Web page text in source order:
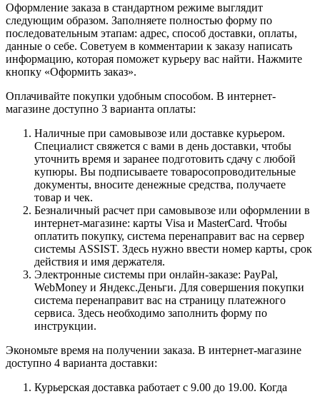
Оформление заказа в стандартном режиме выглядит
следующим образом. Заполняете полностью форму по
последовательным этапам: адрес, способ доставки, оплаты,
данные о себе. Советуем в комментарии к заказу написать
информацию, которая поможет курьеру вас найти. Нажмите
кнопку «Оформить заказ».
Оплачивайте покупки удобным способом. В интернет-
магазине доступно 3 варианта оплаты:
Наличные при самовывозе или доставке курьером.
Специалист свяжется с вами в день доставки, чтобы
уточнить время и заранее подготовить сдачу с любой
купюры. Вы подписываете товаросопроводительные
документы, вносите денежные средства, получаете
товар и чек.
Безналичный расчет при самовывозе или оформлении в
интернет-магазине: карты Visa и MasterCard. Чтобы
оплатить покупку, система перенаправит вас на сервер
системы ASSIST. Здесь нужно ввести номер карты, срок
действия и имя держателя.
Электронные системы при онлайн-заказе: PayPal,
WebMoney и Яндекс.Деньги. Для совершения покупки
система перенаправит вас на страницу платежного
сервиса. Здесь необходимо заполнить форму по
инструкции.
Экономьте время на получении заказа. В интернет-магазине
доступно 4 варианта доставки:
Курьерская доставка работает с 9.00 до 19.00. Когда